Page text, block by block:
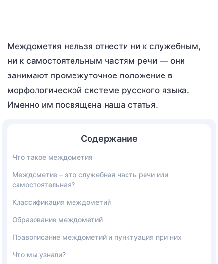
Междометия нельзя отнести ни к служебным,
ни к самостоятельным частям речи — они
занимают промежуточное положение в
морфологической системе русского языка.
Именно им посвящена наша статья.
Содержание
Что такое междометия
Междометие – это служебная часть речи или
самостоятельная?
Классификация междометий
Образование междометий
Правописание междометий и пунктуация при них
Что мы узнали?